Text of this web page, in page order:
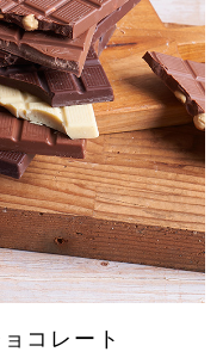
コレート